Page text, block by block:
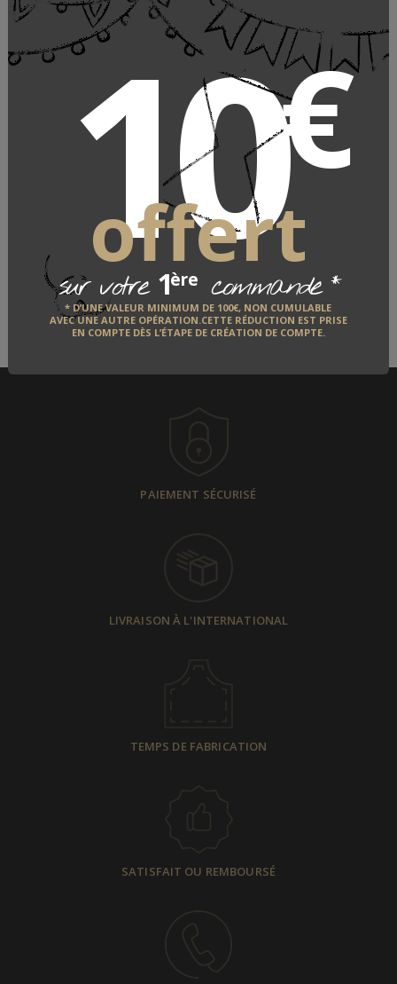
10€
offert
sur votre 1ère commande*
* D’UNE VALEUR MINIMUM DE 100€, NON CUMULABLE
AVEC UNE AUTRE OPÉRATION.CETTE RÉDUCTION EST PRISE
EN COMPTE DÈS L’ÉTAPE DE CRÉATION DE COMPTE.
Couettes & oreillers duvet
Pyrenex
PYRENEX
LE FABRICANT
QUI EST-IL ?
DÉCOUVRIR
PAIEMENT SÉCURISÉ
LIVRAISON À L'INTERNATIONAL
TEMPS DE FABRICATION
SATISFAIT OU REMBOURSÉ